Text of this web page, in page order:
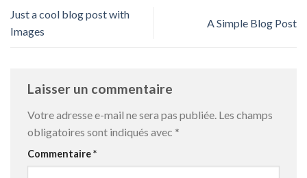
Just a cool blog post with
Images
A Simple Blog Post
Laisser un commentaire
Votre adresse e-mail ne sera pas publiée. Les champs
obligatoires sont indiqués avec *
Commentaire*